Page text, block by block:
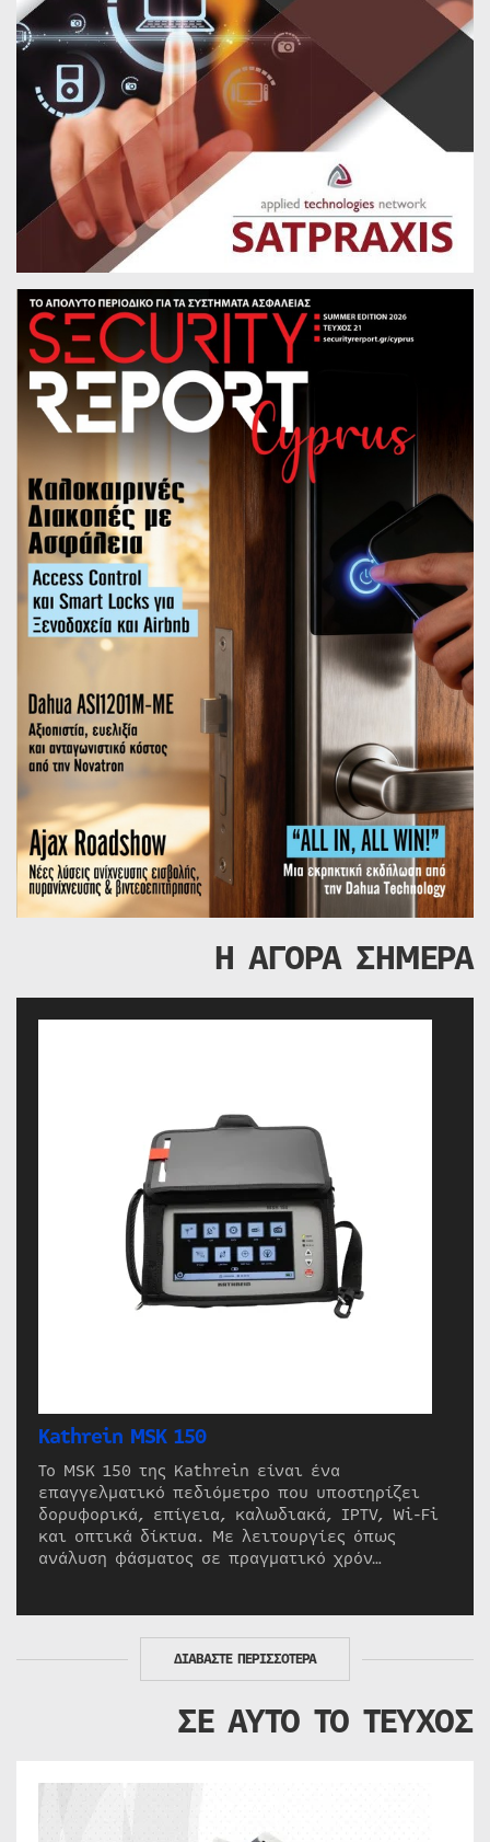
Η ΑΓΟΡΑ ΣΗΜΕΡΑ
Kathrein MSK 150
Το MSK 150 της Kathrein είναι ένα
επαγγελματικό πεδιόμετρο που υποστηρίζει
δορυφορικά, επίγεια, καλωδιακά, IPTV, Wi-Fi
και οπτικά δίκτυα. Με λειτουργίες όπως
ανάλυση φάσματος σε πραγματικό χρόν…
ΔΙΑΒΑΣΤΕ ΠΕΡΙΣΣΟΤΕΡΑ
ΣΕ ΑΥΤΟ ΤΟ ΤΕΥΧΟΣ